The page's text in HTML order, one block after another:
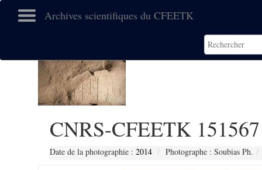
Archives scientifiques du CFEETK
CNRS-CFEETK 151567
Date de la photographie : 2014 Photographe : Soubias Ph.